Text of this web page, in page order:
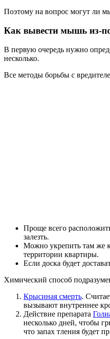
Поэтому на вопрос могут ли
Как вывести мышь из-
В первую очередь нужно
несколько.
Все методы борьбы с
Проще всего
залезть.
Можно укрепить там же
территории квартиры.
Если доска будет
Химический способ
Крысиная смерть.
вызывают внутреннее
Действие препарата
несколько дней, чтобы
что запах тления будет